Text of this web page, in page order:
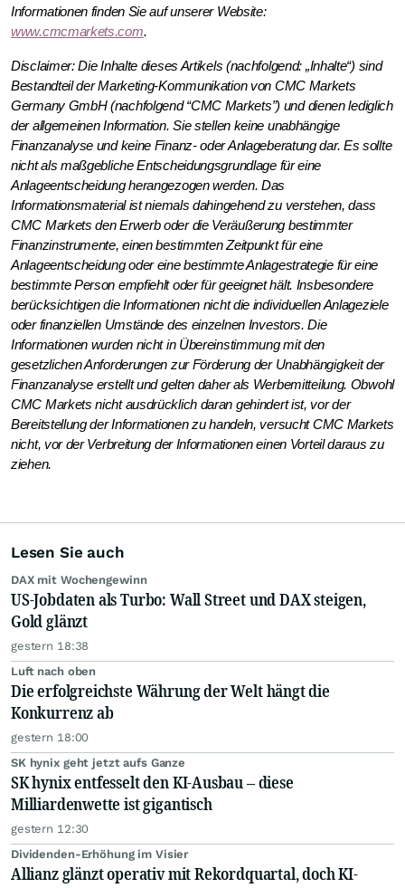
Informationen finden Sie auf unserer Website:
www.cmcmarkets.com.
Disclaimer: Die Inhalte dieses Artikels (nachfolgend: „Inhalte“) sind
Bestandteil der Marketing-Kommunikation von CMC Markets
Germany GmbH (nachfolgend “CMC Markets”) und dienen lediglich
der allgemeinen Information. Sie stellen keine unabhängige
Finanzanalyse und keine Finanz- oder Anlageberatung dar. Es sollte
nicht als maßgebliche Entscheidungsgrundlage für eine
Anlageentscheidung herangezogen werden. Das
Informationsmaterial ist niemals dahingehend zu verstehen, dass
CMC Markets den Erwerb oder die Veräußerung bestimmter
Finanzinstrumente, einen bestimmten Zeitpunkt für eine
Anlageentscheidung oder eine bestimmte Anlagestrategie für eine
bestimmte Person empfiehlt oder für geeignet hält. Insbesondere
berücksichtigen die Informationen nicht die individuellen Anlageziele
oder finanziellen Umstände des einzelnen Investors. Die
Informationen wurden nicht in Übereinstimmung mit den
gesetzlichen Anforderungen zur Förderung der Unabhängigkeit der
Finanzanalyse erstellt und gelten daher als Werbemitteilung. Obwohl
CMC Markets nicht ausdrücklich daran gehindert ist, vor der
Bereitstellung der Informationen zu handeln, versucht CMC Markets
nicht, vor der Verbreitung der Informationen einen Vorteil daraus zu
ziehen.
Lesen Sie auch
DAX mit Wochengewinn
US-Jobdaten als Turbo: Wall Street und DAX steigen,
Gold glänzt
gestern 18:38
Luft nach oben
Die erfolgreichste Währung der Welt hängt die
Konkurrenz ab
gestern 18:00
SK hynix geht jetzt aufs Ganze
SK hynix entfesselt den KI-Ausbau – diese
Milliardenwette ist gigantisch
gestern 12:30
Dividenden-Erhöhung im Visier
Allianz glänzt operativ mit Rekordquartal, doch KI-